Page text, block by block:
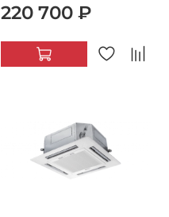
220 700 ₽